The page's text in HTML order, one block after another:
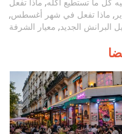
, ماذا تفعل في شهر أغسطس,
البرانش الجديد, معيار الشرفة